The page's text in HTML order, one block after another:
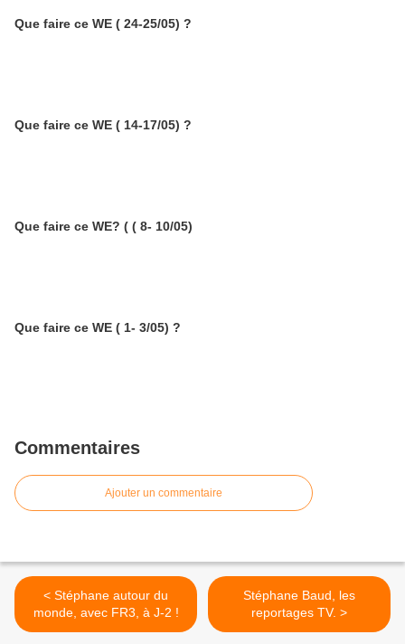
Que faire ce WE ( 24-25/05) ?
Que faire ce WE ( 14-17/05) ?
Que faire ce WE? ( ( 8- 10/05)
Que faire ce WE ( 1- 3/05) ?
Commentaires
Ajouter un commentaire
< Stéphane autour du
monde, avec FR3, à J-2 !
Stéphane Baud, les
reportages TV. >